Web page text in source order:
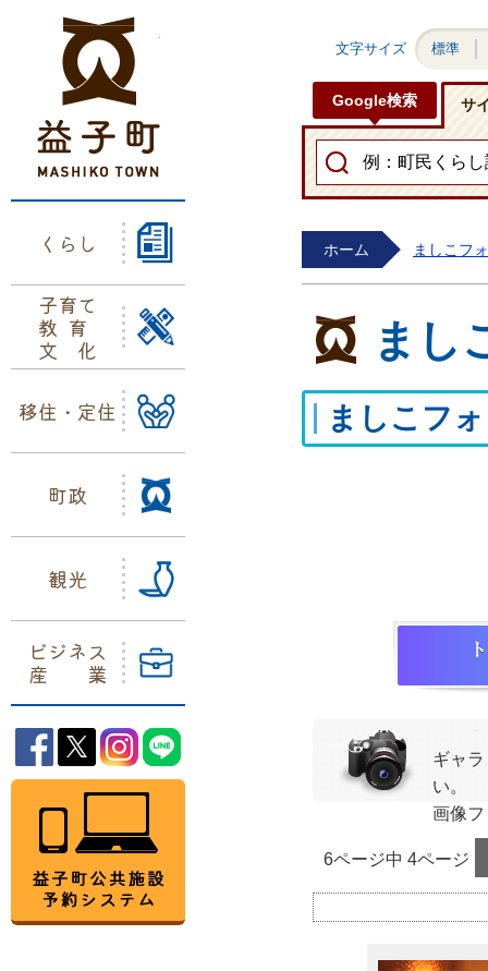
くらし
子育て
教育
文化
移住・定住
町政
観光
ビジネス
産業
益子町Facebook
益子町Twitter
益子町Instagram
益子町公共施設予約システム
文字サイズ 標準
Google検索 サ
ホーム ましこフ
まし
ましこフ
ギャ
い。
画像
6ページ中 4ページ